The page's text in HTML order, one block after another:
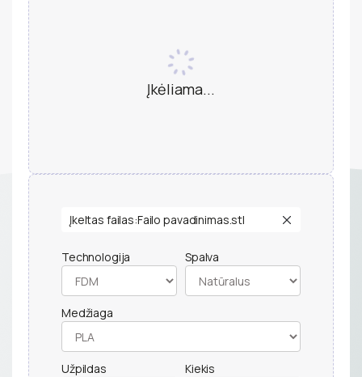
Įkėliama...
Įkeltas failas:Failo pavadinimas.stl
Technologija Spalva
Medžiaga
Užpildas Kiekis